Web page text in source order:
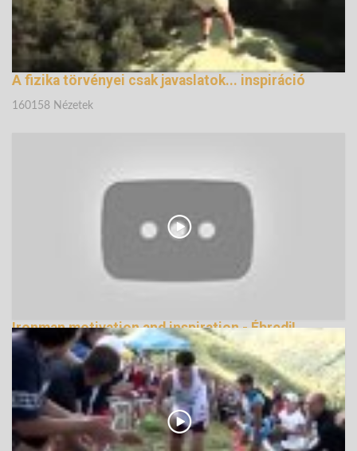
A fizika törvényei csak javaslatok... inspiráció
160158 Nézetek
Ironman motivation and inspiration - Ébredj!
139226 Nézetek